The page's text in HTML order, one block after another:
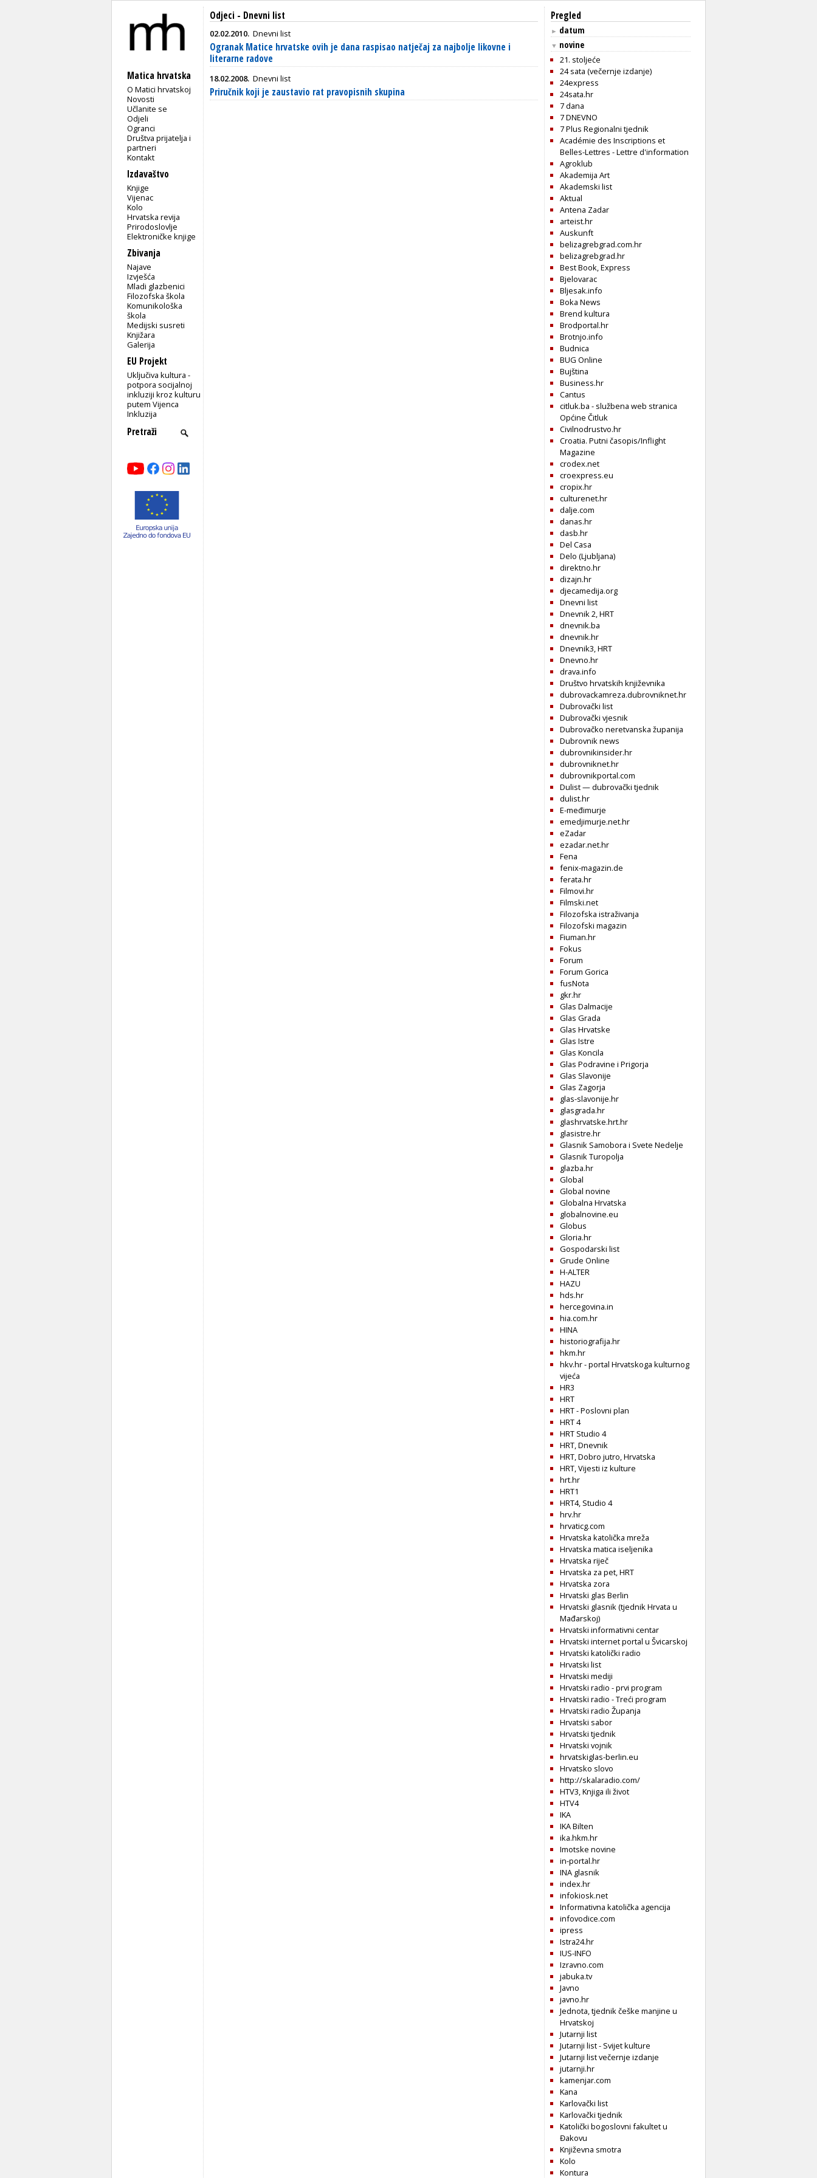
Matica hrvatska
O Matici hrvatskoj
Novosti
Učlanite se
Odjeli
Ogranci
Društva prijatelja i
partneri
Kontakt
Izdavaštvo
Knjige
Vijenac
Kolo
Hrvatska revija
Prirodoslovlje
Elektroničke knjige
Zbivanja
Najave
Izvješća
Mladi glazbenici
Filozofska škola
Komunikološka
škola
Medijski susreti
Knjižara
Galerija
EU Projekt
Uključiva kultura -
potpora socijalnoj
inkluziji kroz kulturu
putem Vijenca
Inkluzija
Odjeci - Dnevni list
02.02.2010. Dnevni list
Ogranak Matice hrvatske ovih je dana raspisao natječaj za najbolje likovne i
literarne radove
18.02.2008. Dnevni list
Priručnik koji je zaustavio rat pravopisnih skupina
Pregled
► datum
▼ novine
21. stoljeće
24 sata (večernje izdanje)
24express
24sata.hr
7 dana
7 DNEVNO
7 Plus Regionalni tjednik
Académie des Inscriptions et
Belles-Lettres - Lettre d'information
Agroklub
Akademija Art
Akademski list
Aktual
Antena Zadar
arteist.hr
Auskunft
belizagrebgrad.com.hr
belizagrebgrad.hr
Best Book, Express
Bjelovarac
Bljesak.info
Boka News
Brend kultura
Brodportal.hr
Brotnjo.info
Budnica
BUG Online
Bujština
Business.hr
Cantus
citluk.ba - službena web stranica
Općine Čitluk
Civilnodrustvo.hr
Croatia. Putni časopis/Inflight
Magazine
crodex.net
croexpress.eu
cropix.hr
culturenet.hr
dalje.com
danas.hr
dasb.hr
Del Casa
Delo (Ljubljana)
direktno.hr
dizajn.hr
djecamedija.org
Dnevni list
Dnevnik 2, HRT
dnevnik.ba
dnevnik.hr
Dnevnik3, HRT
Dnevno.hr
drava.info
Društvo hrvatskih književnika
dubrovackamreza.dubrovniknet.hr
Dubrovački list
Dubrovački vjesnik
Dubrovačko neretvanska županija
Dubrovnik news
dubrovnikinsider.hr
dubrovniknet.hr
dubrovnikportal.com
Dulist — dubrovački tjednik
dulist.hr
E-međimurje
emedjimurje.net.hr
eZadar
ezadar.net.hr
Fena
fenix-magazin.de
ferata.hr
Filmovi.hr
Filmski.net
Filozofska istraživanja
Filozofski magazin
Fiuman.hr
Fokus
Forum
Forum Gorica
fusNota
gkr.hr
Glas Dalmacije
Glas Grada
Glas Hrvatske
Glas Istre
Glas Koncila
Glas Podravine i Prigorja
Glas Slavonije
Glas Zagorja
glas-slavonije.hr
glasgrada.hr
glashrvatske.hrt.hr
glasistre.hr
Glasnik Samobora i Svete Nedelje
Glasnik Turopolja
glazba.hr
Global
Global novine
Globalna Hrvatska
globalnovine.eu
Globus
Gloria.hr
Gospodarski list
Grude Online
H-ALTER
HAZU
hds.hr
hercegovina.in
hia.com.hr
HINA
historiografija.hr
hkm.hr
hkv.hr - portal Hrvatskoga kulturnog
vijeća
HR3
HRT
HRT - Poslovni plan
HRT 4
HRT Studio 4
HRT, Dnevnik
HRT, Dobro jutro, Hrvatska
HRT, Vijesti iz kulture
hrt.hr
HRT1
HRT4, Studio 4
hrv.hr
hrvaticg.com
Hrvatska katolička mreža
Hrvatska matica iseljenika
Hrvatska riječ
Hrvatska za pet, HRT
Hrvatska zora
Hrvatski glas Berlin
Hrvatski glasnik (tjednik Hrvata u
Mađarskoj)
Hrvatski informativni centar
Hrvatski internet portal u Švicarskoj
Hrvatski katolički radio
Hrvatski list
Hrvatski mediji
Hrvatski radio - prvi program
Hrvatski radio - Treći program
Hrvatski radio Županja
Hrvatski sabor
Hrvatski tjednik
Hrvatski vojnik
hrvatskiglas-berlin.eu
Hrvatsko slovo
http://skalaradio.com/
HTV3, Knjiga ili život
HTV4
IKA
IKA Bilten
ika.hkm.hr
Imotske novine
in-portal.hr
INA glasnik
index.hr
infokiosk.net
Informativna katolička agencija
infovodice.com
ipress
Istra24.hr
IUS-INFO
Izravno.com
jabuka.tv
Javno
javno.hr
Jednota, tjednik češke manjine u
Hrvatskoj
Jutarnji list
Jutarnji list - Svijet kulture
Jutarnji list večernje izdanje
jutarnji.hr
kamenjar.com
Kana
Karlovački list
Karlovački tjednik
Katolički bogoslovni fakultet u
Đakovu
Književna smotra
Kolo
Kontura